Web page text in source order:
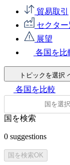
貿易取引
セクタ
展望
各国を比
トピックを選択
各国を比較
国を検索
0 suggestions
国を検索OK